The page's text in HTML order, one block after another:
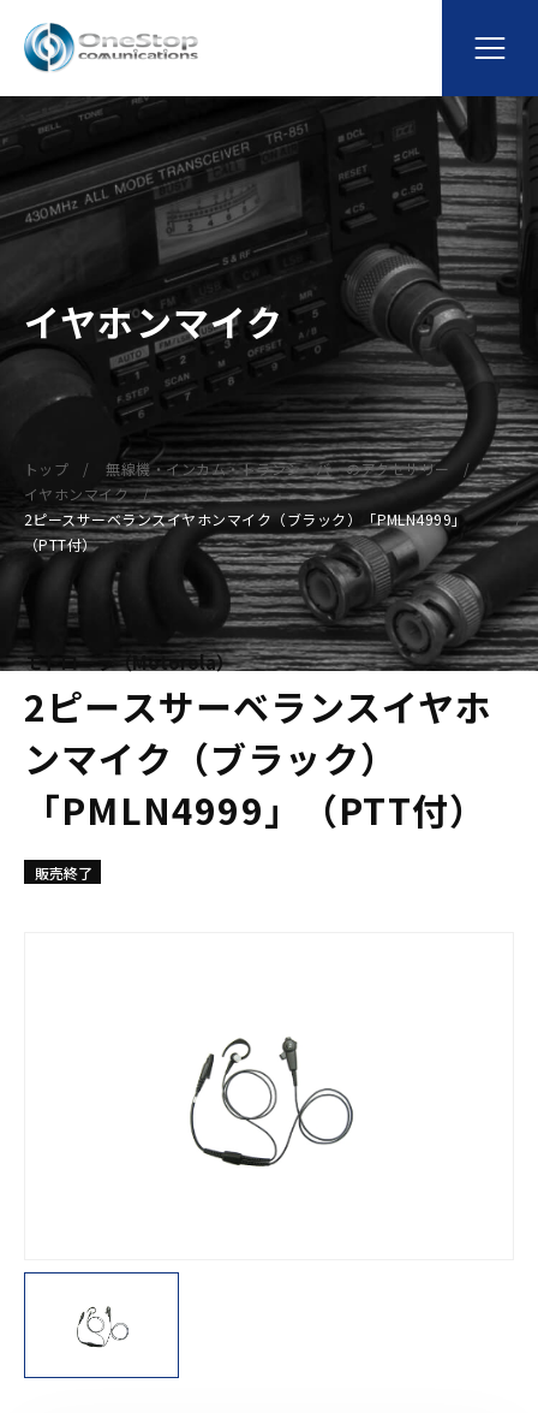
イヤホンマイク
トップ
無線機・インカム・トランシーバーのアクセサリー
イヤホンマイク
2ピースサーベランスイヤホンマイク（ブラック）「PMLN4999」
（PTT付）
モトローラ（Motorola）
2ピースサーベランスイヤホ
ンマイク（ブラック）
「PMLN4999」（PTT付）
販売終了